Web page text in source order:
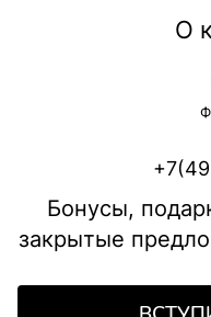
О
Бонусы,
закрытые